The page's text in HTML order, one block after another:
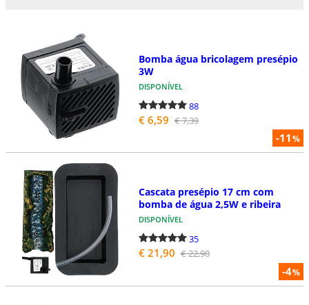
-11%
Bomba água bricolagem presépio
3W
DISPONÍVEL
88
€ 6,59 € 7,39
-4%
Cascata presépio 17 cm com
bomba de água 2,5W e ribeira
DISPONÍVEL
35
€ 21,90 € 22,90